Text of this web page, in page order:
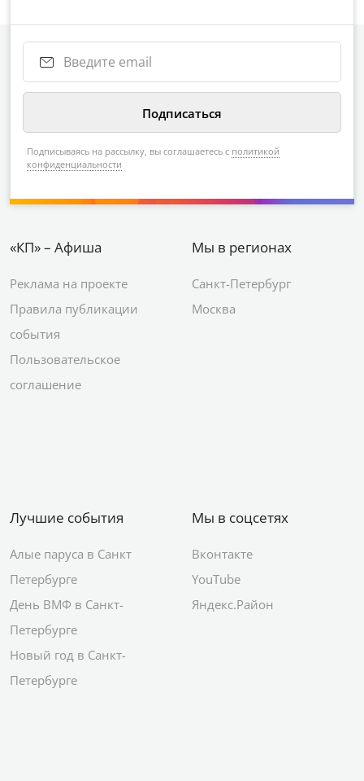
Подписываясь на рассылку, вы соглашаетесь с политикой
конфиденциальности
«КП» – Афиша
Реклама на проекте
Правила публикации
события
Пользовательское
соглашение
Мы в регионах
Санкт-Петербург
Москва
Лучшие события
Алые паруса в Санкт
Петербурге
День ВМФ в Санкт-
Петербурге
Новый год в Санкт-
Петербурге
Мы в соцсетях
Вконтакте
YouTube
Яндекс.Район